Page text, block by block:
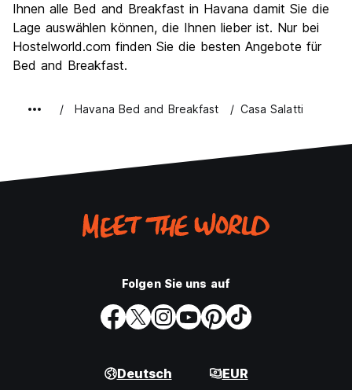
Ihnen alle Bed and Breakfast in Havana damit Sie die
Lage auswählen können, die Ihnen lieber ist. Nur bei
Hostelworld.com finden Sie die besten Angebote für
Bed and Breakfast.
Havana Bed and Breakfast Casa Salatti
Folgen Sie uns auf
Deutsch EUR